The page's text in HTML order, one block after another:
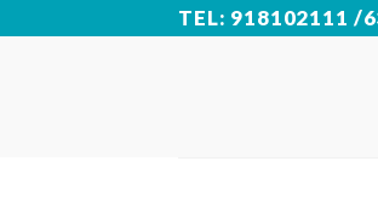
TEL: 918102111 /